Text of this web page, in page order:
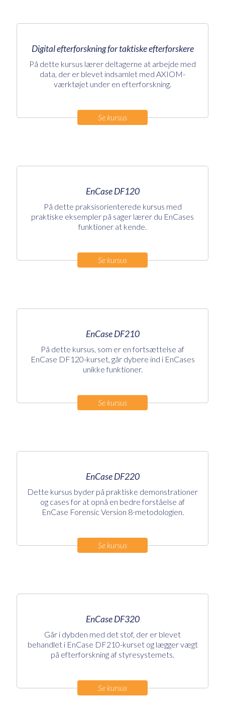
Digital efterforskning for taktiske efterforskere
På dette kursus lærer deltagerne at arbejde med
data, der er blevet indsamlet med AXIOM-
værktøjet under en efterforskning.
Se kursus
EnCase DF120
På dette praksisorienterede kursus med
praktiske eksempler på sager lærer du EnCases
funktioner at kende.
Se kursus
EnCase DF210
På dette kursus, som er en fortsættelse af
EnCase DF120-kurset, går dybere ind i EnCases
unikke funktioner.
Se kursus
EnCase DF220
Dette kursus byder på praktiske demonstrationer
og cases for at opnå en bedre forståelse af
EnCase Forensic Version 8-metodologien.
Se kursus
EnCase DF320
Går i dybden med det stof, der er blevet
behandlet i EnCase DF210-kurset og lægger vægt
på efterforskning af styresystemets.
Se kursus